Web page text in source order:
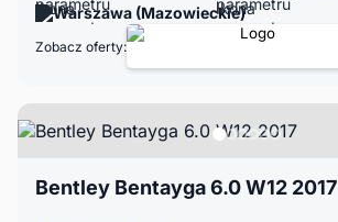
Warszawa (Mazowieckie)
Zobacz oferty:
Bentley Bentayga 6.0 W12 2017